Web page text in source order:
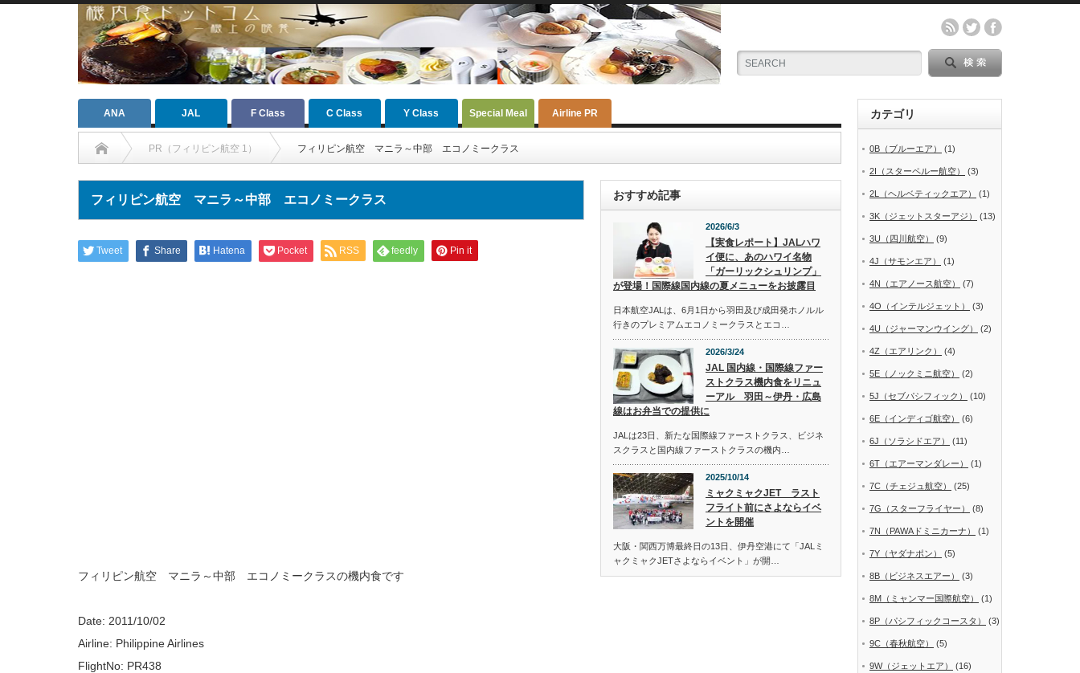
ANA JAL F Class C Class Y Class Special Meal Airline PR
PR（フィリピン航空 1） フィリピン航空 マニラ～中部 エコノミークラス
フィリピン航空 マニラ～中部 エコノミークラス
Tweet Share Hatena Pocket RSS feedly Pin it
フィリピン航空 マニラ～中部 エコノミークラスの機内食です
Date: 2011/10/02
Airline: Philippine Airlines
FlightNo: PR438
おすすめ記事
2026/6/3
【実食レポート】JALハワ
イ便に、あのハワイ名物
「ガーリックシュリンプ」
が登場！国際線国内線の夏メニューをお披露目
日本航空JALは、6月1日から羽田及び成田発ホノルル
行きのプレミアムエコノミークラスとエコ…
2026/3/24
JAL 国内線・国際線ファー
ストクラス機内食をリニュ
ーアル 羽田～伊丹・広島
線はお弁当での提供に
JALは23日、新たな国際線ファーストクラス、ビジネ
スクラスと国内線ファーストクラスの機内…
2025/10/14
ミャクミャクJET ラスト
フライト前にさよならイベ
ントを開催
大阪・関西万博最終日の13日、伊丹空港にて「JALミ
ャクミャクJETさよならイベント」が開…
カテゴリ
0B（ブルーエア） (1)
2I（スターペルー航空） (3)
2L（ヘルベティックエア） (1)
3K（ジェットスターアジ） (13)
3U（四川航空） (9)
4J（サモンエア） (1)
4N（エアノース航空） (7)
4O（インテルジェット） (3)
4U（ジャーマンウイング） (2)
4Z（エアリンク） (4)
5E（ノックミニ航空） (2)
5J（セブパシフィック） (10)
6E（インディゴ航空） (6)
6J（ソラシドエア） (11)
6T（エアーマンダレー） (1)
7C（チェジュ航空） (25)
7G（スターフライヤー） (8)
7N（PAWAドミニカーナ） (1)
7Y（ヤダナポン） (5)
8B（ビジネスエアー） (3)
8M（ミャンマー国際航空） (1)
8P（パシフィックコースタ） (3)
9C（春秋航空） (5)
9W（ジェットエア） (16)